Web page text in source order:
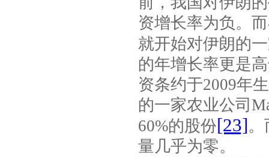
资增长率为负。
就开始对伊朗的
的年增长率更是
资条约于2009年
的一家农业公司
60%的股份[23] 。
量几乎为零。